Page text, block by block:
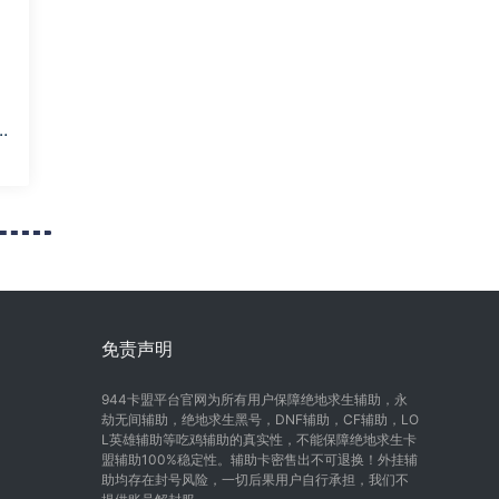
免责声明
944卡盟平台官网为所有用户保障绝地求生辅助，永
劫无间辅助，绝地求生黑号，DNF辅助，CF辅助，LO
L英雄辅助等吃鸡辅助的真实性，不能保障绝地求生卡
盟辅助100%稳定性。辅助卡密售出不可退换！外挂辅
助均存在封号风险，一切后果用户自行承担，我们不